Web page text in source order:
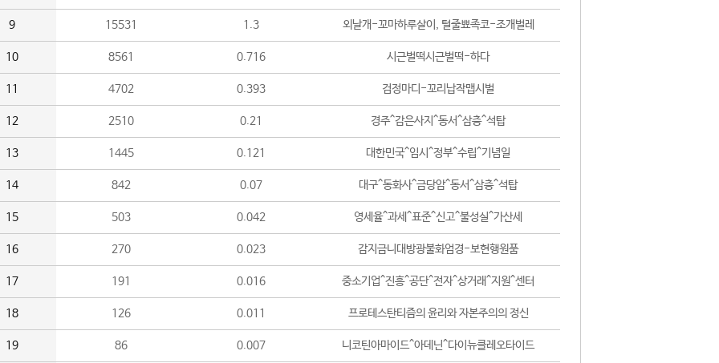
9 15531 1.3 외날개-꼬마하루살이, 털줄뾰족코-조개벌레
10 8561 0.716 시근벌떡시근벌떡-하다
11 4702 0.393 검정마디-꼬리납작맵시벌
12 2510 0.21 경주^감은사지^동서^삼층^석탑
13 1445 0.121 대한민국^임시^정부^수립^기념일
14 842 0.07 대구^동화사^금당암^동서^삼층^석탑
15 503 0.042 영세율^과세^표준^신고^불성실^가산세
16 270 0.023 감지금니대방광불화엄경-보현행원품
17 191 0.016 중소기업^진흥^공단^전자^상거래^지원^센터
18 126 0.011 프로테스탄티즘의 윤리와 자본주의의 정신
19 86 0.007 니코틴아마이드^아데닌^다이뉴클레오타이드